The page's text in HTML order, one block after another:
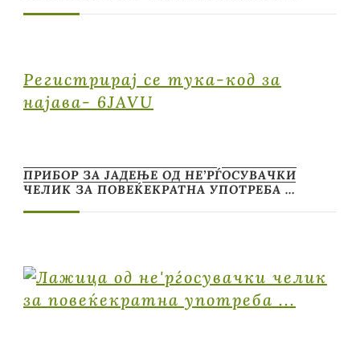
Регистрирај се тука-код за
најава- 6JAVU
ПРИБОР ЗА ЈАДЕЊЕ ОД НЕ’РЃОСУВАЧКИ
ЧЕЛИК ЗА ПОВЕЌЕКРАТНА УПОТРЕБА …